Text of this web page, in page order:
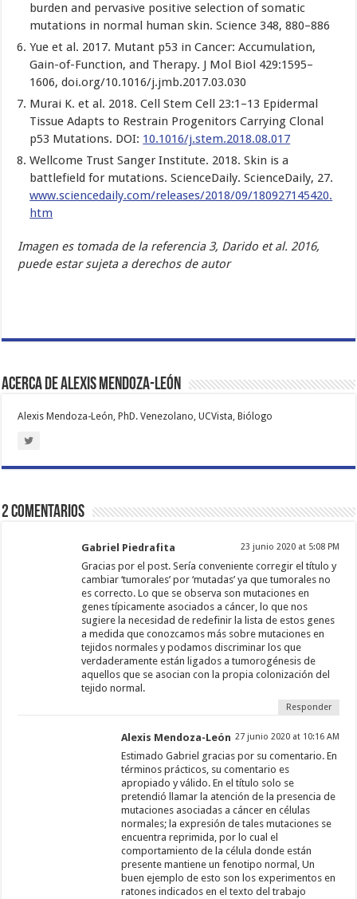
burden and pervasive positive selection of somatic
mutations in normal human skin. Science 348, 880–886
Yue et al. 2017. Mutant p53 in Cancer: Accumulation,
Gain-of-Function, and Therapy. J Mol Biol 429:1595–
1606, doi.org/10.1016/j.jmb.2017.03.030
Murai K. et al. 2018. Cell Stem Cell 23:1–13 Epidermal
Tissue Adapts to Restrain Progenitors Carrying Clonal
p53 Mutations. DOI: 10.1016/j.stem.2018.08.017
Wellcome Trust Sanger Institute. 2018. Skin is a
battlefield for mutations. ScienceDaily. ScienceDaily, 27.
www.sciencedaily.com/releases/2018/09/180927145420.
htm
Imagen es tomada de la referencia 3, Darido et al. 2016,
puede estar sujeta a derechos de autor
Acerca de Alexis Mendoza-León
Alexis Mendoza-León, PhD. Venezolano, UCVista, Biólogo
2 comentarios
Gabriel Piedrafita 23 junio 2020 at 5:08 PM
Gracias por el post. Sería conveniente corregir el título y
cambiar ‘tumorales’ por ‘mutadas’ ya que tumorales no
es correcto. Lo que se observa son mutaciones en
genes típicamente asociados a cáncer, lo que nos
sugiere la necesidad de redefinir la lista de estos genes
a medida que conozcamos más sobre mutaciones en
tejidos normales y podamos discriminar los que
verdaderamente están ligados a tumorogénesis de
aquellos que se asocian con la propia colonización del
tejido normal.
Responder
Alexis Mendoza-León 27 junio 2020 at 10:16 AM
Estimado Gabriel gracias por su comentario. En
términos prácticos, su comentario es
apropiado y válido. En el título solo se
pretendió llamar la atención de la presencia de
mutaciones asociadas a cáncer en células
normales; la expresión de tales mutaciones se
encuentra reprimida, por lo cual el
comportamiento de la célula donde están
presente mantiene un fenotipo normal, Un
buen ejemplo de esto son los experimentos en
ratones indicados en el texto del trabajo